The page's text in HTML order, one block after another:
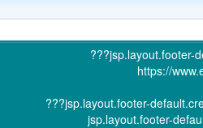
???jsp.layout.footer-
https://
???jsp.layout.footer-
jsp.layout.footer-